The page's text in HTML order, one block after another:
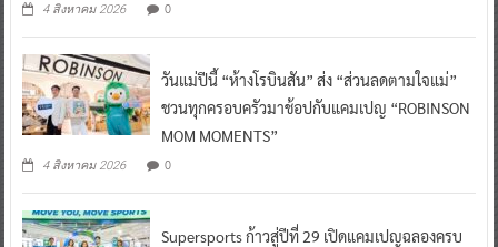
4 สิงหาคม 2026 0
วันแม่ปีนี้ “ห้างโรบินสัน” ส่ง “ส่วนลดตามใจแม่”
ชวนทุกครอบครัวมาช้อปกับแคมเปญ “ROBINSON
MOM MOMENTS”
4 สิงหาคม 2026 0
Supersports ก้าวสู่ปีที่ 29 เปิดแคมเปญฉลองครบ